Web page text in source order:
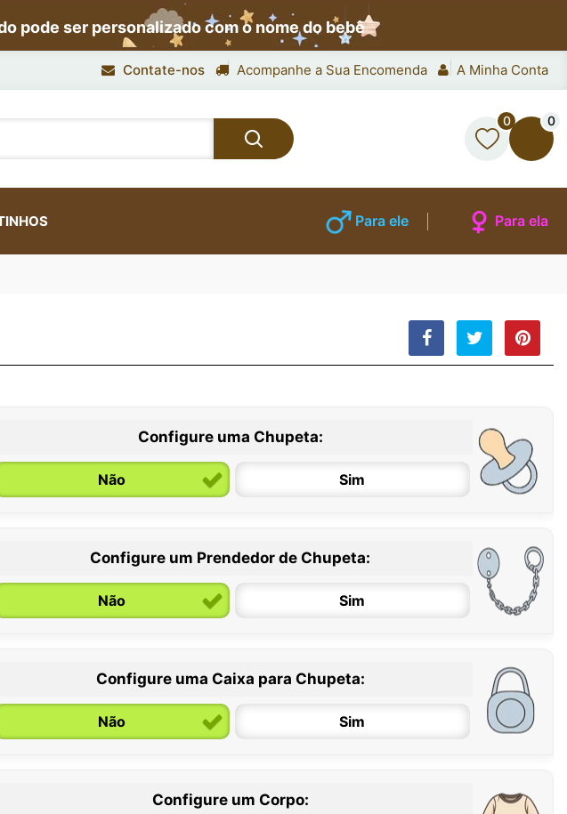
pode ser personalizado com o nome do bebê
Contate-nos Acompanhe a Sua Encomenda A Minha Conta
0 0
Para ele Para ela
Configure uma Chupeta:
Não Sim
0 / 6 meses
Configure um Prendedor de Chupeta:
Não Sim
Configure uma Caixa para Chupeta:
Não Sim
Configure um Corpo: